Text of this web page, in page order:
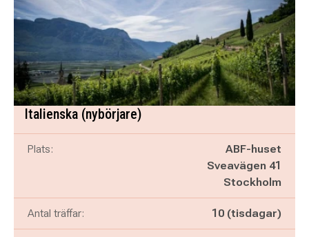
Italienska (nybörjare)
Plats:
ABF-huset
Sveavägen 41
Stockholm
Antal träffar: 10 (tisdagar)